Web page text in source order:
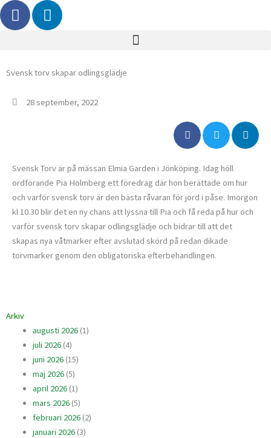
Hoppa
till
F
a
c
b
o
o
L
i
n
e
d
i
n
Svensk torv skapar odlingsglädje
28 september, 2022
Svensk Torv är på mässan Elmia Garden i Jönköping. Idag höll
ordförande Pia Holmberg ett föredrag där hon berättade om hur
och varför svensk torv är den bästa råvaran för jord i påse. Imorgon
kl 10.30 blir det en ny chans att lyssna till Pia och få reda på hur och
varför svensk torv skapar odlingsglädje och bidrar till att det
skapas nya våtmarker efter avslutad skörd på redan dikade
torvmarker genom den obligatoriska efterbehandlingen.
Arkiv
augusti 2026(1)
juli 2026(4)
juni 2026(15)
maj 2026(5)
april 2026(1)
mars 2026(5)
februari 2026(2)
januari 2026(3)